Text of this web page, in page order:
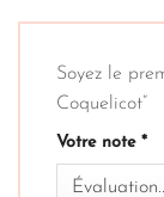
Soyez le
Coquelicot”
Votre note *